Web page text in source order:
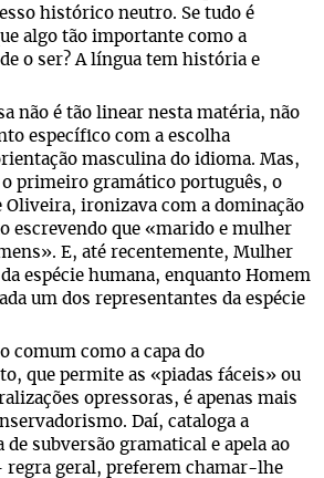
histórico neutro. Se tudo é
algo tão importante como a
o ser? A língua tem história e
não é tão linear nesta matéria, não
específico com a escolha
masculina do idioma. Mas,
primeiro gramático português, o
Oliveira, ironizava com a dominação
escrevendo que «marido e mulher
E, até recentemente, Mulher
espécie humana, enquanto Homem
um dos representantes da espécie
comum como a capa do
que permite as «piadas fáceis» ou
opressoras, é apenas mais
Daí, cataloga a
subversão gramatical e apela ao
geral, preferem chamar-lhe